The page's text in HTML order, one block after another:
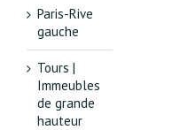
Paris-Rive
gauche
Tours |
Immeubles
de grande
hauteur